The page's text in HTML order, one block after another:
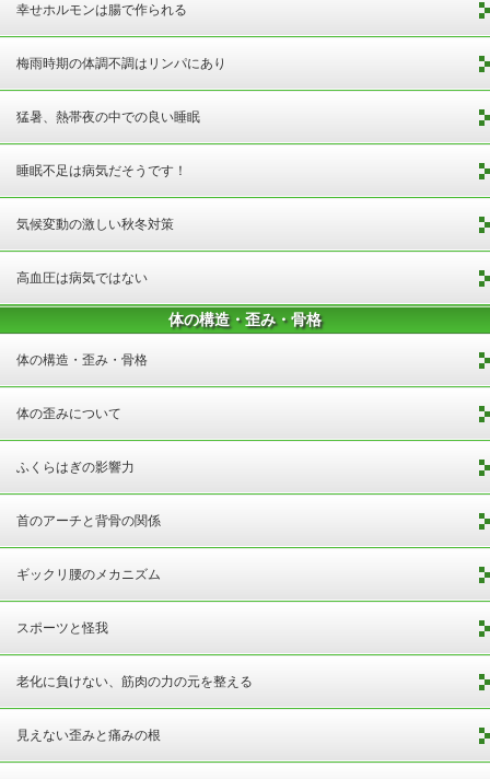
幸せホルモンは腸で作られる
梅雨時期の体調不調はリンパにあり
猛暑、熱帯夜の中での良い睡眠
睡眠不足は病気だそうです！
気候変動の激しい秋冬対策
高血圧は病気ではない
体の構造・歪み・骨格
体の構造・歪み・骨格
体の歪みについて
ふくらはぎの影響力
首のアーチと背骨の関係
ギックリ腰のメカニズム
スポーツと怪我
老化に負けない、筋肉の力の元を整える
見えない歪みと痛みの根